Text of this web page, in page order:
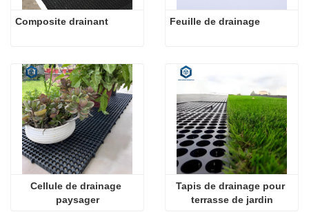
Composite drainant Feuille de drainage
Cellule de drainage
paysager
Tapis de drainage pour
terrasse de jardin